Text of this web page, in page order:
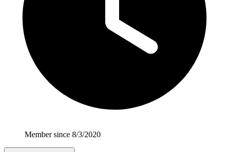
Member since 8/3/2020